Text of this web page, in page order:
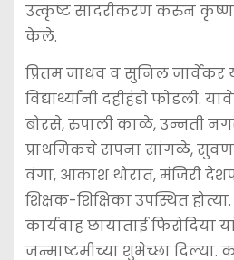
उत्कृष्ट सादरीकरण करुन
केले.
प्रितम जाधव व सुनिल जार्वेकर
विद्यार्थ्यांनी दहीहंडी फोडली.
बोरसे, रुपाली काळे, उन्नती
प्राथमिकचे सपना सांगळे,
वंगा, आकाश थोरात, मंजिरी
शिक्षक-शिक्षिका उपस्थित
कार्यवाह छायाताई फिरोदिया
जन्माष्टमीच्या शुभेच्छा दिल्या.